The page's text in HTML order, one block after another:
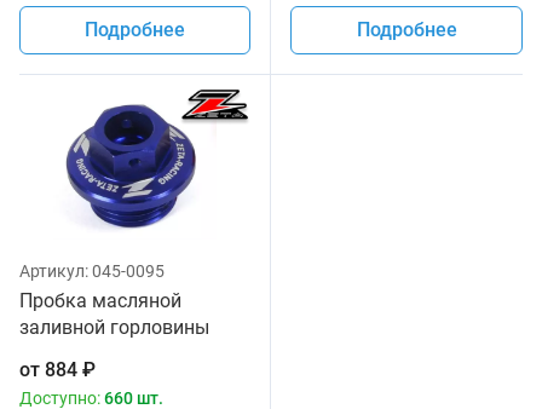
Подробнее Подробнее
Артикул:045-0095
Пробка масляной
заливной горловины
2112
от 884 ₽
Доступно:660 шт.